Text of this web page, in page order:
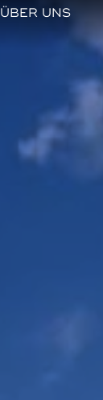
ÜBER UNS